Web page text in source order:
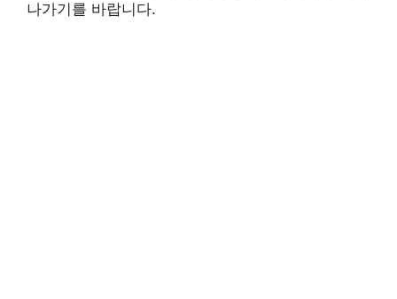
나가기를 바랍니다.